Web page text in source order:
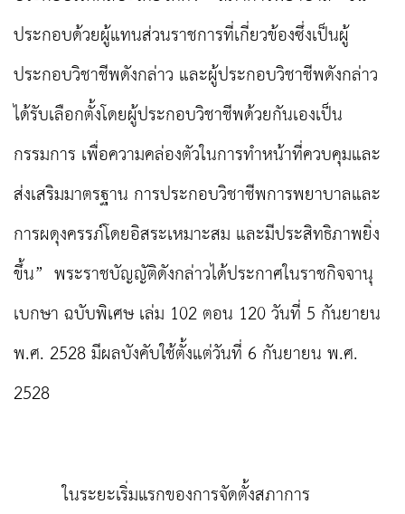
ประกอบด้วยผู้แทนส่วนราชการที่เกี่ยวข้องซึ่งเป็นผู้
ประกอบวิชาชีพดังกล่าว และผู้ประกอบวิชาชีพดังกล่าว
ได้รับเลือกตั้งโดยผู้ประกอบวิชาชีพด้วยกันเองเป็น
กรรมการ เพื่อความคล่องตัวในการทำหน้าที่ควบคุมและ
ส่งเสริมมาตรฐาน การประกอบวิชาชีพการพยาบาลและ
การผดุงครรภ์โดยอิสระเหมาะสม และมีประสิทธิภาพยิ่ง
ขึ้น” พระราชบัญญัติดังกล่าวได้ประกาศในราชกิจจานุ
เบกษา ฉบับพิเศษ เล่ม 102 ตอน 120 วันที่ 5 กันยายน
พ.ศ. 2528 มีผลบังคับใช้ตั้งแต่วันที่ 6 กันยายน พ.ศ.
2528
ในระยะเริ่มแรกของการจัดตั้งสภาการ